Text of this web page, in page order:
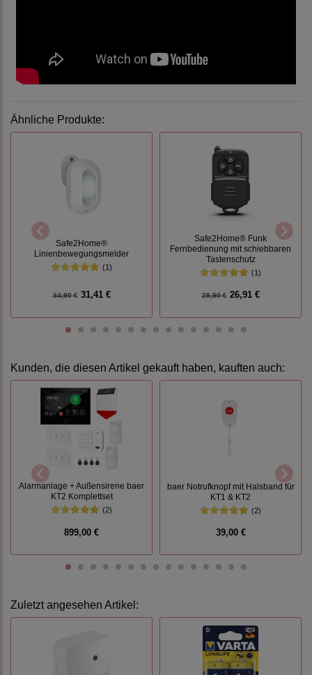
Ähnliche Produkte:
Safe2Home®
Linienbewegungsmelder
(1)
34,90 €31,41 €
Safe2Home® Funk
Fernbedienung mit schiebbaren
Tastenschutz
(1)
29,90 €26,91 €
Kunden, die diesen Artikel gekauft haben, kauften auch:
Alarmanlage + Außensirene baer
KT2 Komplettset
(2)
899,00 €
baer Notrufknopf mit Halsband für
KT1 & KT2
(2)
39,00 €
Zuletzt angesehen Artikel: